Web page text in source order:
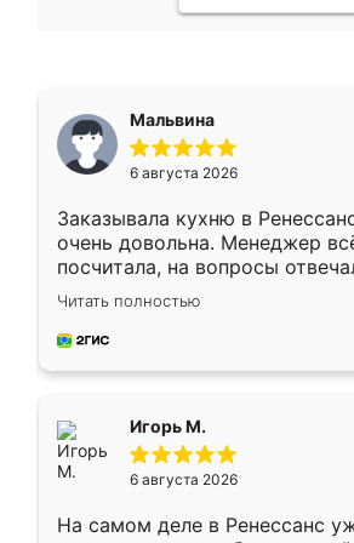
Мальвина
6 августа 2026
Заказывала кухню в
очень довольна. Менеджер
посчитала, на вопросы
Замерщик приехал в субботу,
делу со всей
за день, ребята работали
Читать полностью
Игорь М.
6 августа 2026
На самом деле в Ренессанс